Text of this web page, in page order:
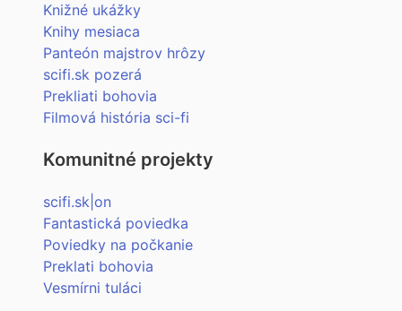
Knižné ukážky
Knihy mesiaca
Panteón majstrov hrôzy
scifi.sk pozerá
Prekliati bohovia
Filmová história sci-fi
Komunitné projekty
scifi.sk|on
Fantastická poviedka
Poviedky na počkanie
Preklati bohovia
Vesmírni tuláci